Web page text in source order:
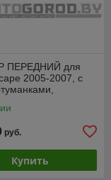
ПЕРЕДНИЙ для
2005-2007, с
руб.
Купить